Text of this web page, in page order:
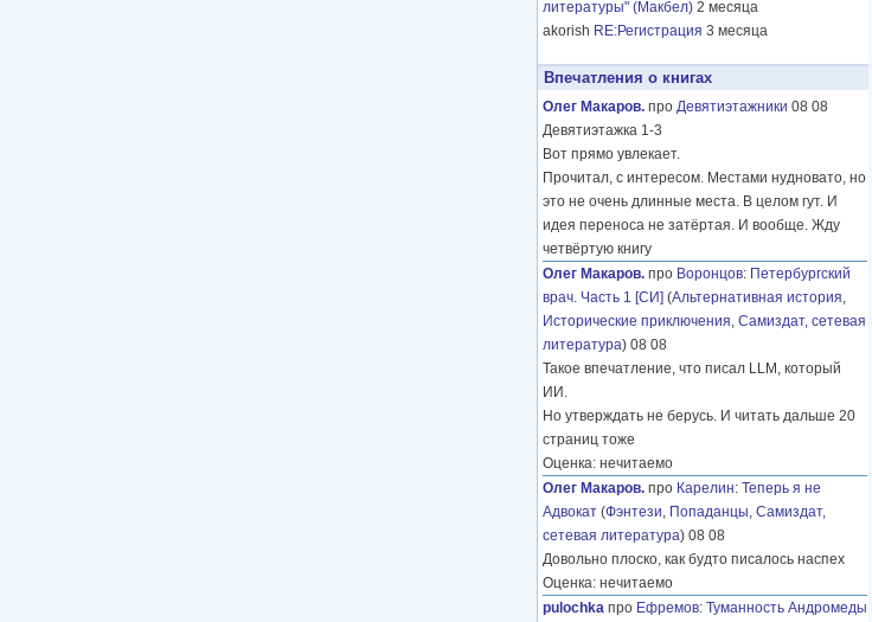
литературы" (Макбел) 2 месяца
akorish RE:Регистрация 3 месяца
Впечатления о книгах
Олег Макаров. про Девятиэтажники 08 08
Девятиэтажка 1-3
Вот прямо увлекает.
Прочитал, с интересом. Местами нудновато, но
это не очень длинные места. В целом гут. И
идея переноса не затёртая. И вообще. Жду
четвёртую книгу
Олег Макаров. про Воронцов: Петербургский
врач. Часть 1 [СИ] (Альтернативная история,
Исторические приключения, Самиздат, сетевая
литература) 08 08
Такое впечатление, что писал LLM, который
ИИ.
Но утверждать не берусь. И читать дальше 20
страниц тоже
Оценка: нечитаемо
Олег Макаров. про Карелин: Теперь я не
Адвокат (Фэнтези, Попаданцы, Самиздат,
сетевая литература) 08 08
Довольно плоско, как будто писалось наспех
Оценка: нечитаемо
pulochka про Ефремов: Туманность Андромеды